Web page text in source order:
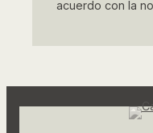
Contabilidad
acuerdo con la